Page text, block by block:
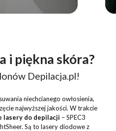
i piękna skóra?
Depilacja.pl!
niechcianego owłosienia,
najwyższej jakości. W trakcie
lasery do depilacji – SPEC3
Są to lasery diodowe z